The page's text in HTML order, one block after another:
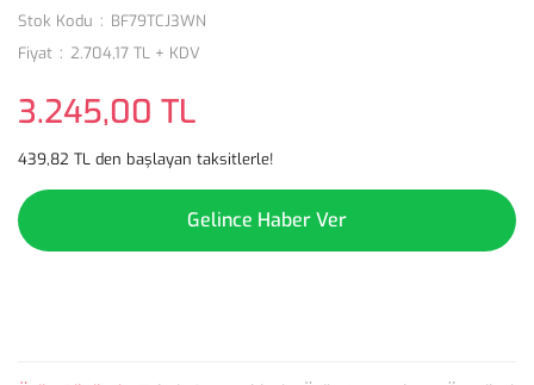
Stok Kodu
BF79TCJ3WN
Fiyat
2.704,17 TL + KDV
3.245,00 TL
439,82 TL den başlayan taksitlerle!
Gelince Haber Ver